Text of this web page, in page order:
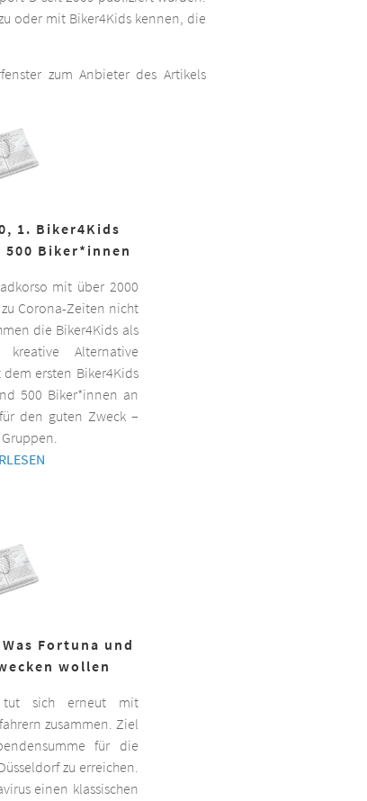
oder mit Biker4Kids kennen, die
zum Anbieter des Artikels
1. Biker4Kids
Biker*innen
mit über 2000
Corona-Zeiten nicht
die Biker4Kids als
Alternative
ersten Biker4Kids
500 Biker*innen an
den guten Zweck –
Fortuna und
wollen
tut sich erneut mit
zusammen. Ziel
für die
zu erreichen.
einen klassischen